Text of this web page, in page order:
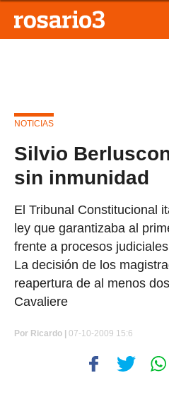
NOTICIAS
Silvio
sin inmunidad
El Tribunal Constitucional
ley que garantizaba al
frente a procesos
La decisión de los
reapertura de al menos
Cavaliere
Por Ricardo | 07-10-2009 15:6